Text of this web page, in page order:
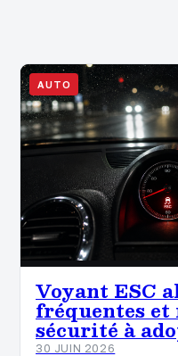
AUTO
Voyant ESC
fréquentes et
sécurité à
30 JUIN 2026